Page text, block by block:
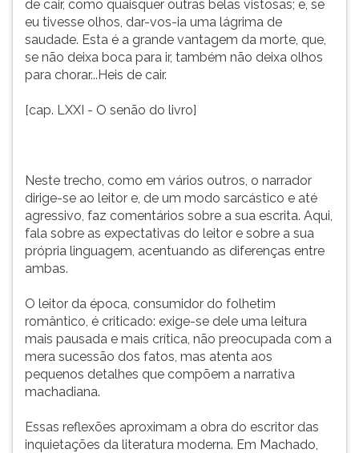
de cair, como quaisquer outras belas vistosas; e, se
eu tivesse olhos, dar-vos-ia uma lágrima de
saudade. Esta é a grande vantagem da morte, que,
se não deixa boca para ir, também não deixa olhos
para chorar...Heis de cair.
[cap. LXXI - O senão do livro]
Neste trecho, como em vários outros, o narrador
dirige-se ao leitor e, de um modo sarcástico e até
agressivo, faz comentários sobre a sua escrita. Aqui,
fala sobre as expectativas do leitor e sobre a sua
própria linguagem, acentuando as diferenças entre
ambas.
O leitor da época, consumidor do folhetim
romântico, é criticado: exige-se dele uma leitura
mais pausada e mais crítica, não preocupada com a
mera sucessão dos fatos, mas atenta aos
pequenos detalhes que compõem a narrativa
machadiana.
Essas reflexões aproximam a obra do escritor das
inquietações da literatura moderna. Em Machado,